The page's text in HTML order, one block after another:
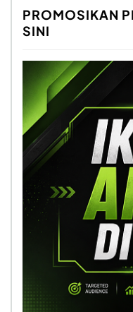
PROMOSIKAN
SINI